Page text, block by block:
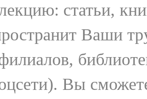
статьи,
Ваши
Вы